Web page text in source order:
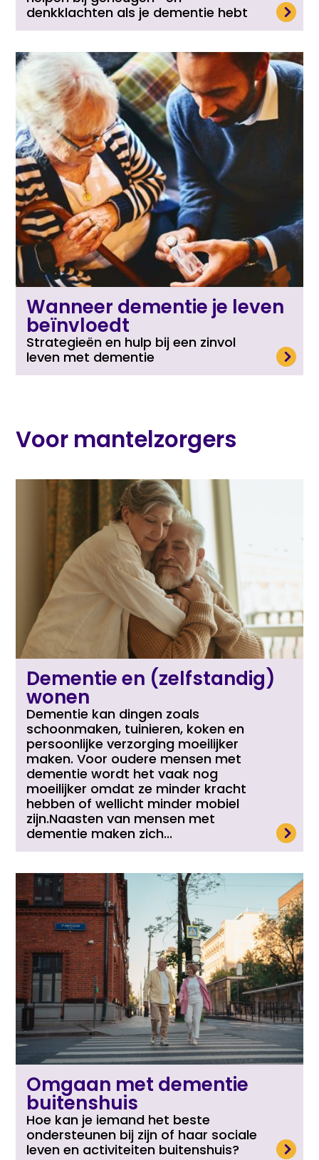
denkklachten als je dementie hebt
Lees meer
Wanneer dementie je leven
beïnvloedt
Strategieën en hulp bij een zinvol
leven met dementie
Voor mantelzorgers
Dementie en (zelfstandig)
wonen
Dementie kan dingen zoals
schoonmaken, tuinieren, koken en
persoonlijke verzorging moeilijker
maken. Voor oudere mensen met
dementie wordt het vaak nog
moeilijker omdat ze minder kracht
hebben of wellicht minder mobiel
zijn.Naasten van mensen met
dementie maken zich...
Omgaan met dementie
buitenshuis
Hoe kan je iemand het beste
ondersteunen bij zijn of haar sociale
leven en activiteiten buitenshuis?Lees meer